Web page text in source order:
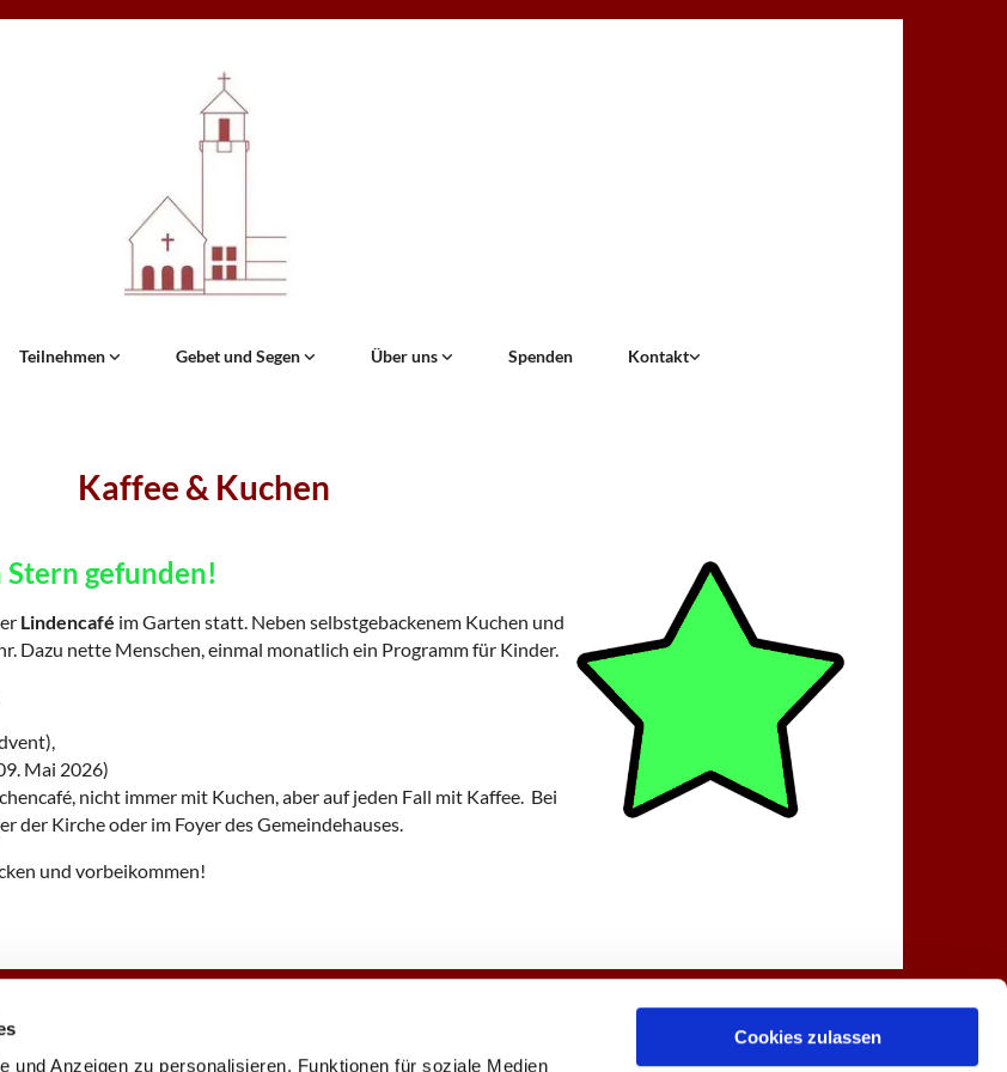
und Anzeigen zu personalisieren, Funktionen für soziale Medien
Cookies zulassen
Teilnehmen Gebet und Segen Über uns Spenden Kontakt
Kaffee & Kuchen
gefunden!
Lindencafé im Garten statt. Neben selbstgebackenem Kuchen und
Dazu nette Menschen, einmal monatlich ein Programm für Kinder.
Mai 2026)
nicht immer mit Kuchen, aber auf jeden Fall mit Kaffee. Bei
der Kirche oder im Foyer des Gemeindehauses.
und vorbeikommen!
Kontakt